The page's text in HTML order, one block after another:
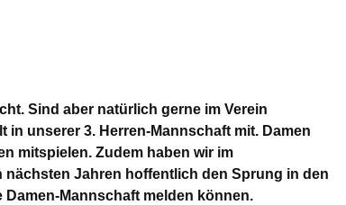
Sind aber natürlich gerne im Verein
in unserer 3. Herren-Mannschaft mit. Damen
mitspielen. Zudem haben wir im
Jahren hoffentlich den Sprung in den
Mannschaft melden können.